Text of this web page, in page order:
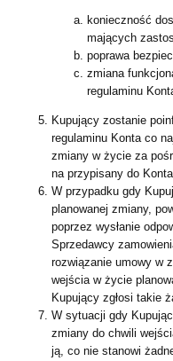
konieczność
mających
poprawa
zmiana
regulaminu
Kupujący zostanie
regulaminu Konta co
zmiany w życie za
na przypisany do
W przypadku gdy
planowanej zmiany,
poprzez wysłanie
Sprzedawcy
rozwiązanie umowy w
wejścia w życie
Kupujący zgłosi takie
W sytuacji gdy
zmiany do chwili
ją, co nie stanowi